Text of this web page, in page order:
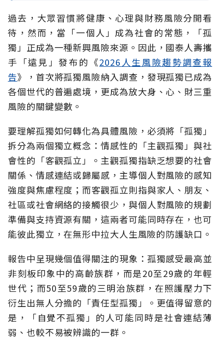
過去，大眾習慣將健康、心理與財務風險分開看
待，然而，當「一個人」成為社會的常態，「孤
獨」正成為一種新興風險來源。因此，國泰人壽攜
手「遠見」發布的《2026人生風險趨勢調查報
告》，首次將孤獨風險納入調查，發現孤獨已成為
各個世代的普遍處境，更成為放大身、心、財三重
風險的關鍵變數。
要理解孤獨如何轉化為具體風險，必須將「孤獨」
拆分為兩個獨立概念：情感性的「主觀孤獨」與社
會性的「客觀孤立」。主觀孤獨指缺乏想要的社會
關係、情感連結或歸屬感，主導個人對風險的感知
強度與焦慮程度；而客觀孤立則指與家人、朋友、
社區或社會網絡的接觸很少，與個人對風險的規劃
準備與支持資源有關，這兩者可能同時存在，也可
能彼此獨立，在無形中拉大人生風險的防護缺口。
報告中呈現幾個值得關注的現象：孤獨感受最高並
非刻板印象中的高齡族群，而是20至29歲的年輕
世代；而50至59歲的三明治族群，在照護壓力下
衍生出無人分擔的「責任型孤獨」。更值得留意的
是，「自覺不孤獨」的人可能同時是社會連結薄
弱、也較不易被辨識的一群。